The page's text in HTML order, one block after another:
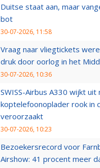
Duitse staat aan, maar
bot
30-07-2026, 11:58
Vraag naar vliegtickets
druk door oorlog in het
30-07-2026, 10:36
SWISS-Airbus A330 wijkt uit
koptelefoonoplader rook in
veroorzaakt
30-07-2026, 10:23
Bezoekersrecord voor
Airshow: 41 procent meer